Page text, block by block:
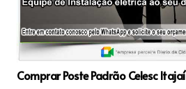
Comprar Poste Padrão Celesc Itajaí